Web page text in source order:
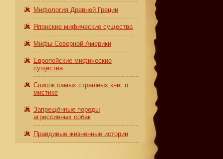
Мифология Древней Греции
Японские мифические существа
Мифы Северной Америки
Европейские мифические
существа
Список самых страшных книг о
мистике
Запрещённые породы
агрессивных собак
Правдивые жизненные истории